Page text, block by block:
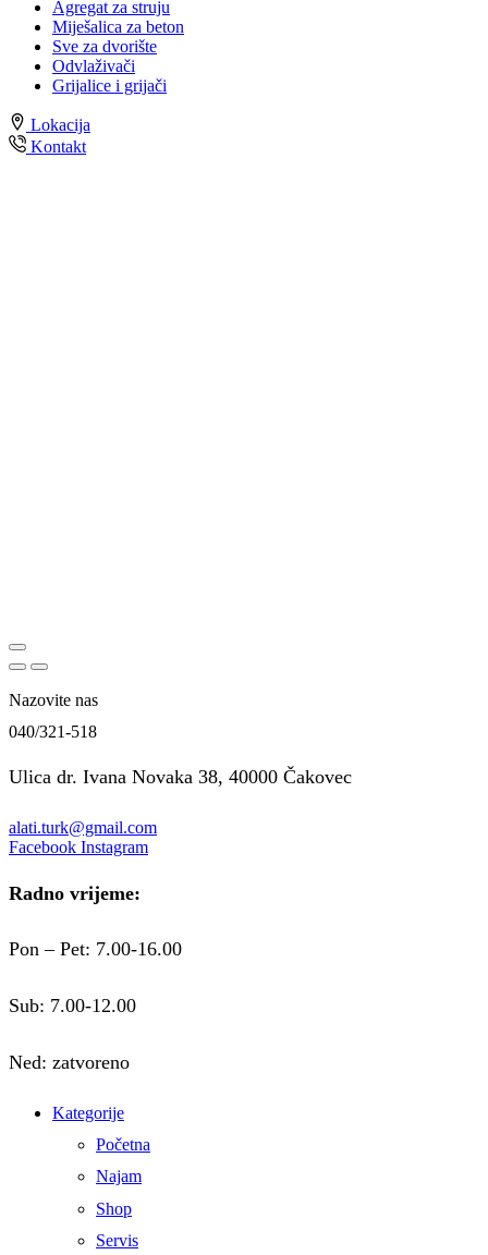
Agregat za struju
Miješalica za beton
Sve za dvorište
Odvlaživači
Grijalice i grijači
Lokacija
Kontakt
Nazovite nas
040/321-518
Ulica dr. Ivana Novaka 38, 40000 Čakovec
alati.turk@gmail.com
Facebook Instagram
Radno vrijeme:
Pon – Pet: 7.00-16.00
Sub: 7.00-12.00
Ned: zatvoreno
Kategorije
Početna
Najam
Shop
Servis